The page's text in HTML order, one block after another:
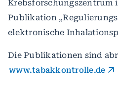
Krebsforschungszentrum
Publikation
elektronische
Die Publikationen sind
www.tabakkontrolle.de